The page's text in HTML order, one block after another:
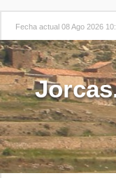
Fecha actual 08 Ago 2026